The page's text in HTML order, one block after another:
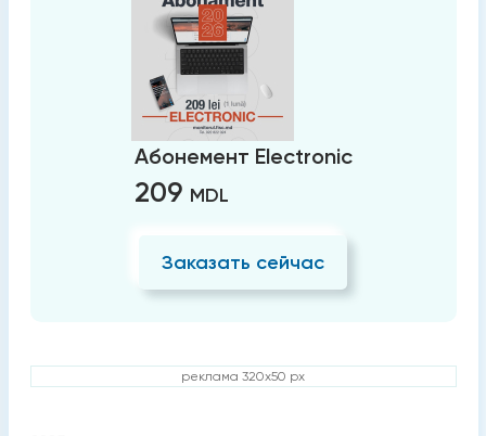
Абонемент Electronic
209 MDL
Заказать сейчас
реклама 320x50 px